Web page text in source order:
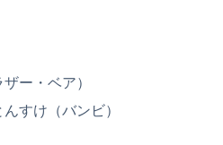
ー・ベア）
すけ（バンビ）